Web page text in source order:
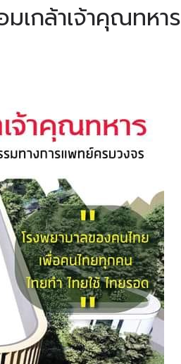
เกล้าเจ้าคุณทหาร